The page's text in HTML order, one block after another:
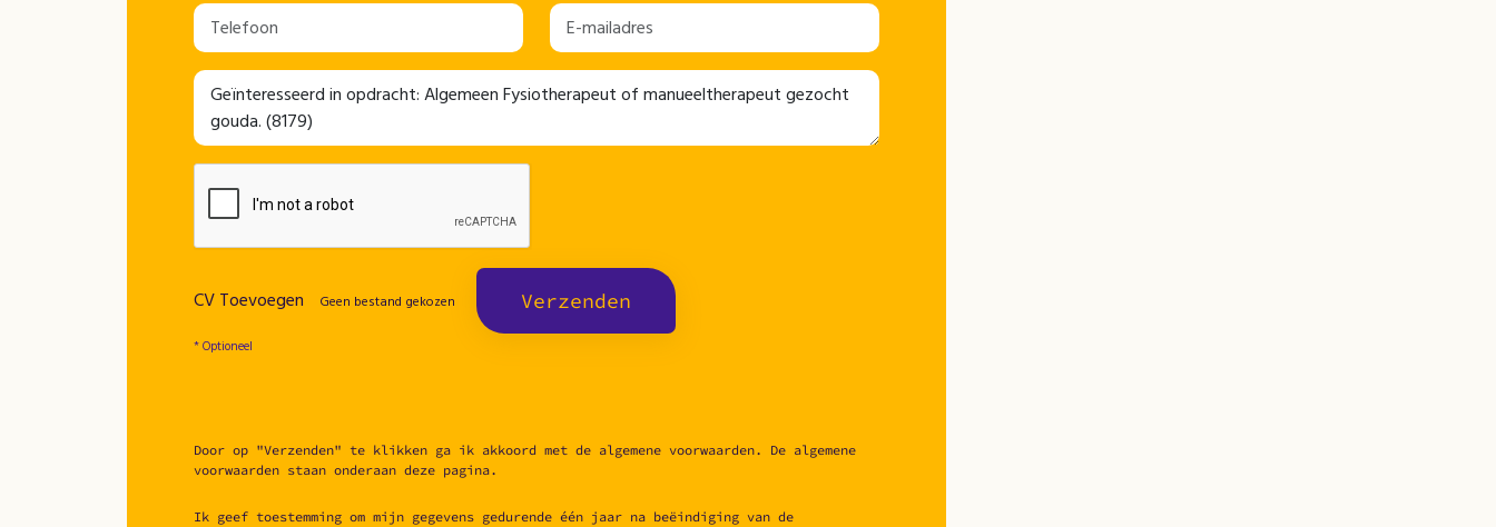
CV Toevoegen Geen bestand gekozen Verzenden
* Optioneel
Door op "Verzenden" te klikken ga ik akkoord met de algemene voorwaarden. De algemene
voorwaarden staan onderaan deze pagina.
Ik geef toestemming om mijn gegevens gedurende één jaar na beëindiging van de